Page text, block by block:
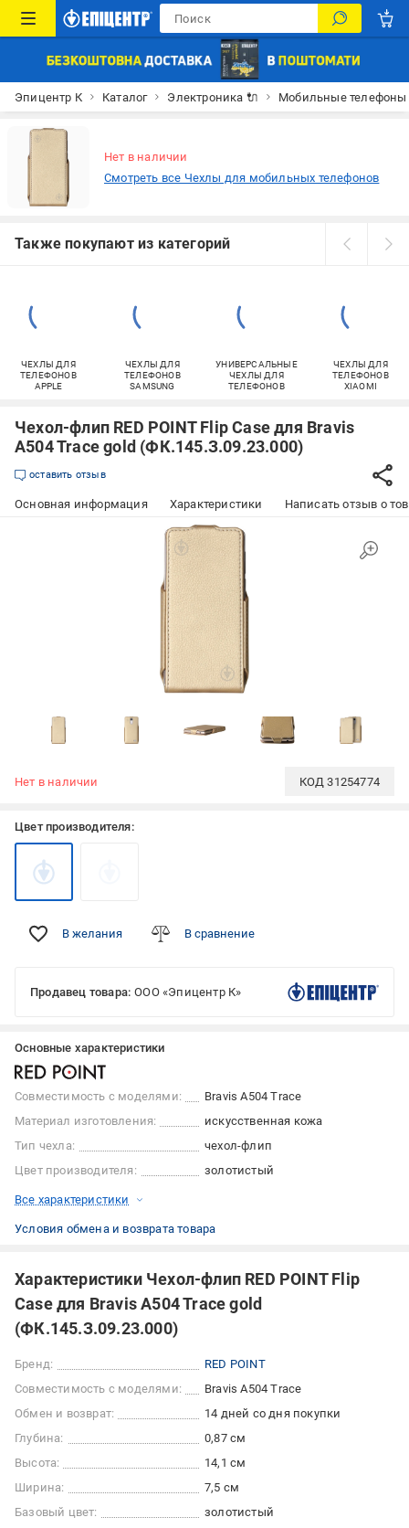
Эпицентр К Каталог Электроника 🔌 Мобильные телефоны
Нет в наличии
Смотреть все Чехлы для мобильных телефонов
Также покупают из категорий
ЧЕХЛЫ ДЛЯ
ТЕЛЕФОНОВ
APPLE
ЧЕХЛЫ ДЛЯ
ТЕЛЕФОНОВ
SAMSUNG
УНИВЕРСАЛЬНЫЕ
ЧЕХЛЫ ДЛЯ
ТЕЛЕФОНОВ
ЧЕХЛЫ ДЛЯ
ТЕЛЕФОНОВ
XIAOMI
Чехол-флип RED POINT Flip Case для Bravis
A504 Trace gold (ФК.145.З.09.23.000)
оставить отзыв
Основная информация Характеристики Написать отзыв о
Нет в наличии КОД31254774
Цвет производителя:
В желания В сравнение
Продавец товара: ООО «Эпицентр К»
Основные характеристики
Совместимость с моделями:
Bravis A504 Trace
Материал изготовления:
искусственная кожа
Тип чехла:
чехол-флип
Цвет производителя:
золотистый
Все характеристики
Условия обмена и возврата товара
Характеристики Чехол-флип RED POINT Flip
Case для Bravis A504 Trace gold
(ФК.145.З.09.23.000)
Бренд:
RED POINT
Совместимость с моделями:
Bravis A504 Trace
Обмен и возврат:
14 дней со дня покупки
Глубина:
0,87 см
Высота:
14,1 см
Ширина:
7,5 см
Базовый цвет:
золотистый